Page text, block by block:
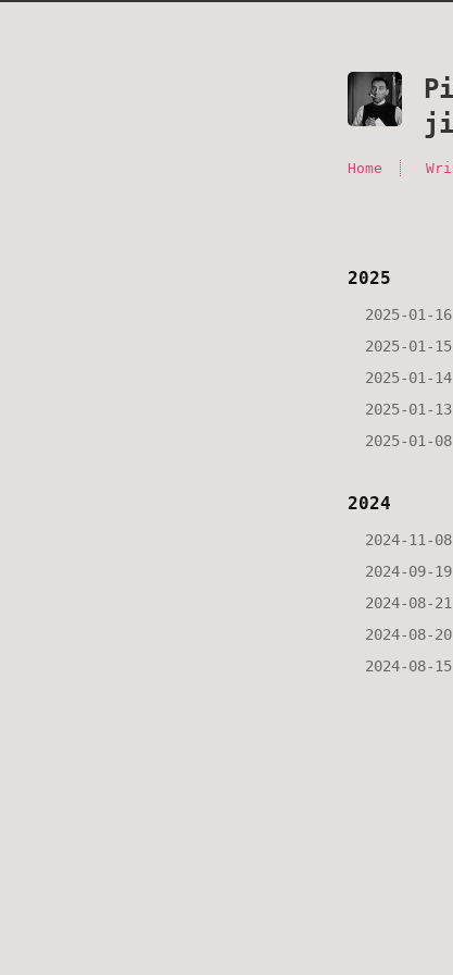
Home
2025
2025-01-16
2025-01-15
2025-01-14
2025-01-13
2025-01-08
2024
2024-11-08
2024-09-19
2024-08-21
2024-08-20
2024-08-15